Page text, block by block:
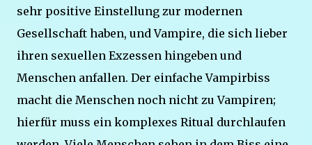
sehr positive Einstellung zur modernen
Gesellschaft haben, und Vampire, die sich lieber
ihren sexuellen Exzessen hingeben und
Menschen anfallen. Der einfache Vampirbiss
macht die Menschen noch nicht zu Vampiren;
hierfür muss ein komplexes Ritual durchlaufen